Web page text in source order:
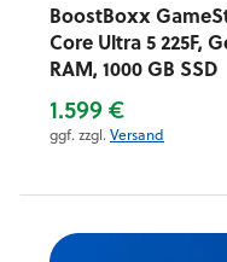
BoostBoxx
Core Ultra 5 225F,
RAM, 1000 GB SSD
1.599 €
ggf. zzgl. Versand